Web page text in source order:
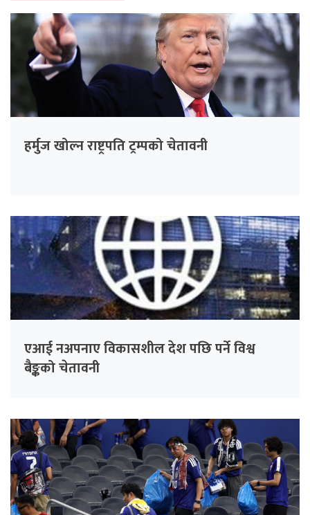
हर्मुज खोल्न राष्ट्रपति ट्रम्पको चेतावनी
एआई नअपनाए विकासशील देश पछि पर्ने विश्व
बैङ्कको चेतावनी